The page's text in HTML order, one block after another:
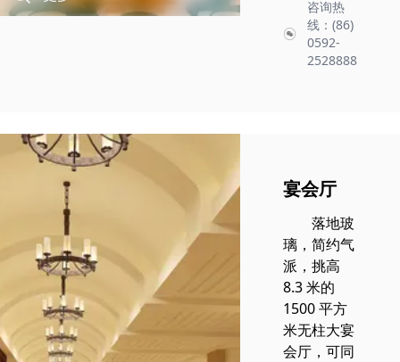
咨询热
线：(86)
0592-
2528888
宴会厅
落地玻
璃，简约气
派，挑高
8.3 米的
1500 平方
米无柱大宴
会厅，可同